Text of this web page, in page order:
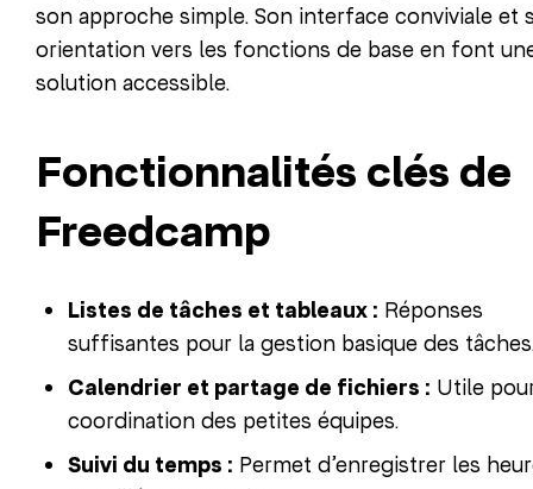
son approche simple. Son interface conviviale et
orientation vers les fonctions de base en font
solution accessible.
Fonctionnalités clés de
Freedcamp
Listes de tâches et tableaux : Réponses
suffisantes pour la gestion basique des
Calendrier et partage de fichiers : Utile
coordination des petites équipes.
Suivi du temps : Permet d’enregistrer les